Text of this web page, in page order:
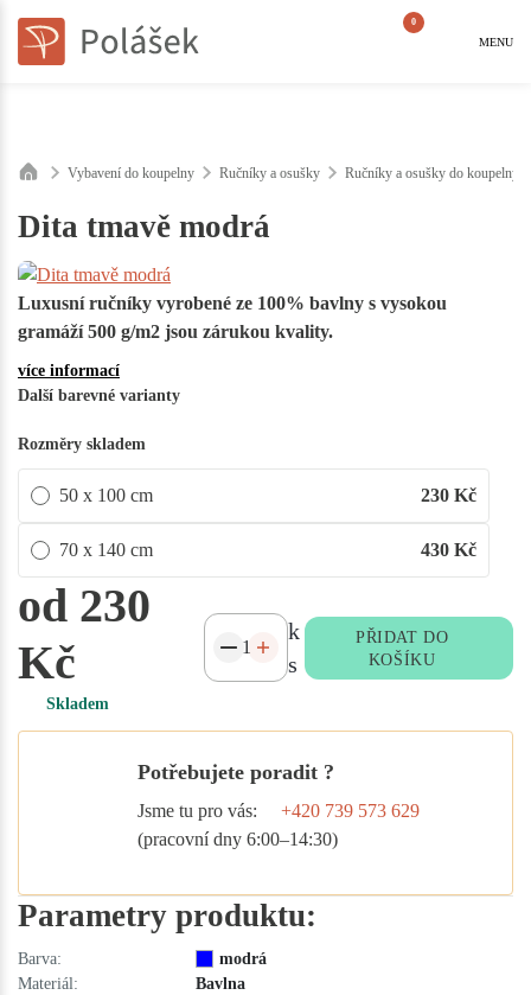
0
MENU
Vybavení do koupelny Ručníky a osušky Ručníky a osušky do koupelny
Dita tmavě modrá
Luxusní ručníky vyrobené ze 100% bavlny s vysokou
gramáží 500 g/m2 jsou zárukou kvality.
více informací
Další barevné varianty
Rozměry skladem
50 x 100 cm 230 Kč
70 x 140 cm 430 Kč
od 230
Kč
Skladem
k
s
PŘIDAT DO
KOŠÍKU
Potřebujete poradit ?
Jsme tu pro vás:
+420 739 573 629
(pracovní dny 6:00–14:30)
Parametry produktu:
Barva:
modrá
Materiál:
Bavlna